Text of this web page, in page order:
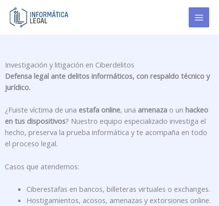
contenido
Investigación y litigación en Ciberdelitos
Defensa legal ante delitos informáticos, con respaldo técnico y
jurídico.
¿Fuiste víctima de una estafa online, una amenaza o un hackeo
en tus dispositivos? Nuestro equipo especializado investiga el
hecho, preserva la prueba informática y te acompaña en todo
el proceso legal.
Casos que atendemos:
Ciberestafas en bancos, billeteras virtuales o exchanges.
Hostigamientos, acosos, amenazas y extorsiones online.